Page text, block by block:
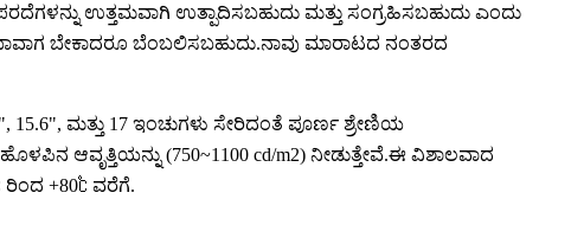
ಉತ್ತಮವಾಗಿ ಉತ್ಪಾದಿಸಬಹುದು ಮತ್ತು ಸಂಗ್ರಹಿಸಬಹುದು ಎಂದು
ಬೇಕಾದರೂ ಬೆಂಬಲಿಸಬಹುದು.ನಾವು ಮಾರಾಟದ ನಂತರದ
15.6", ಮತ್ತು 17 ಇಂಚುಗಳು ಸೇರಿದಂತೆ ಪೂರ್ಣ ಶ್ರೇಣಿಯ
ಆವೃತ್ತಿಯನ್ನು (750~1100 cd/m2) ನೀಡುತ್ತೇವೆ.ಈ ವಿಶಾಲವಾದ
ರಿಂದ +80℃ ವರೆಗೆ.